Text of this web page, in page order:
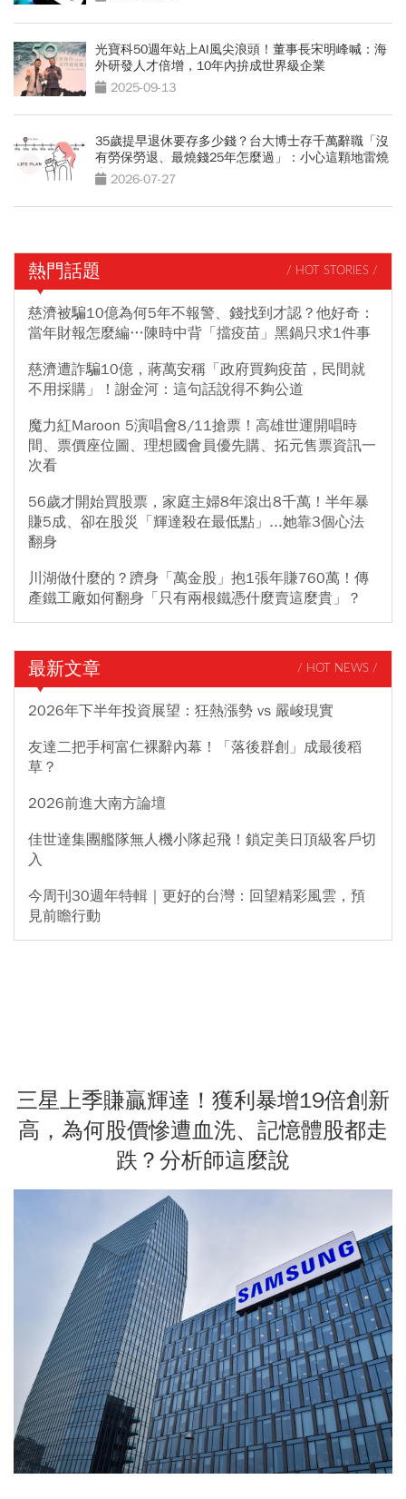
光寶科50週年站上AI風尖浪頭！董事長宋明峰喊：海
外研發人才倍增，10年內拚成世界級企業
2025-09-13
35歲提早退休要存多少錢？台大博士存千萬辭職「沒
有勞保勞退、最燒錢25年怎麼過」：小心這顆地雷燒
光存款
2026-07-27
熱門話題 / HOT STORIES /
慈濟被騙10億為何5年不報警、錢找到才認？他好奇：
當年財報怎麼編…陳時中背「擋疫苗」黑鍋只求1件事
慈濟遭詐騙10億，蔣萬安稱「政府買夠疫苗，民間就
不用採購」！謝金河：這句話說得不夠公道
魔力紅Maroon 5演唱會8/11搶票！高雄世運開唱時
間、票價座位圖、理想國會員優先購、拓元售票資訊一
次看
56歲才開始買股票，家庭主婦8年滾出8千萬！半年暴
賺5成、卻在股災「輝達殺在最低點」...她靠3個心法
翻身
川湖做什麼的？躋身「萬金股」抱1張年賺760萬！傳
產鐵工廠如何翻身「只有兩根鐵憑什麼賣這麼貴」？
最新文章 / HOT NEWS /
2026年下半年投資展望：狂熱漲勢 vs 嚴峻現實
友達二把手柯富仁裸辭內幕！「落後群創」成最後稻
草？
2026前進大南方論壇
佳世達集團艦隊無人機小隊起飛！鎖定美日頂級客戶切
入
今周刊30週年特輯｜更好的台灣：回望精彩風雲，預
見前瞻行動
三星上季賺贏輝達！獲利暴增19倍創新
高，為何股價慘遭血洗、記憶體股都走
跌？分析師這麼說